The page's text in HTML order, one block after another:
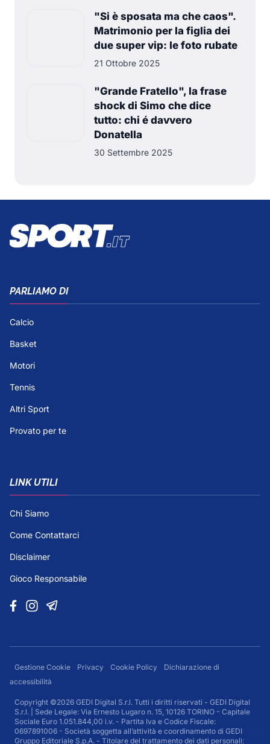
"Si è sposata ma che caos".
Matrimonio per la figlia dei
due super vip: le foto rubate
21 Ottobre 2025
"Grande Fratello", la frase
shock di Simo che dice
tutto: chi é davvero
Donatella
30 Settembre 2025
PARLIAMO DI
Calcio
Basket
Motori
Tennis
Altri Sport
Provato per te
LINK UTILI
Chi Siamo
Come Contattarci
Disclaimer
Gioco Responsabile
Gestione Cookie Privacy Cookie Policy
Dichiarazione di
accessibilità
Copyright ©2026 GEDI Digital S.r.l. Tutti i diritti riservati - GEDI Digital
S.r.l. | Sede Legale: Via Ernesto Lugaro n. 15, 10126 TORINO - Capitale
Sociale Euro 1.051.844,00 i.v. - Partita Iva e Codice Fiscale:
0697891006 - Società soggetta all’attività e coordinamento di GEDI
Gruppo Editoriale S.p.A. - Titolare del trattamento dei dati personali: